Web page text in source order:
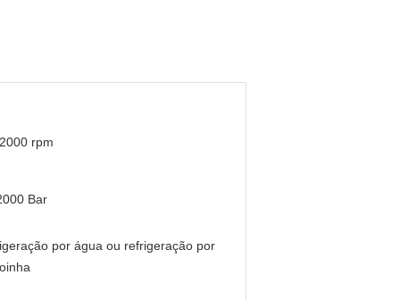
rpm
Bar
por água ou refrigeração por